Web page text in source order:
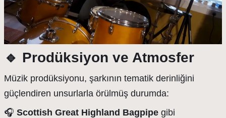
🔹 Prodüksiyon ve Atmosfer
Müzik prodüksiyonu, şarkının tematik derinliğini
güçlendiren unsurlarla örülmüş durumda:
🎧 Scottish Great Highland Bagpipe gibi